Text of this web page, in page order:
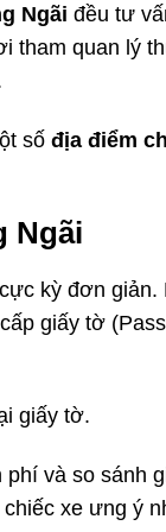
Ngãi đều tư
tham quan lý
số địa điểm
Ngãi
cực kỳ đơn giản.
giấy tờ
giấy tờ.
và so sánh
xe ưng ý